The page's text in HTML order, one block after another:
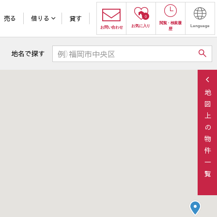
売る 借りる 貸す
お問い合わせ
0
お気に入り
閲覧・ 検索履
歴
Language
地名で探す
地図上の物件一覧